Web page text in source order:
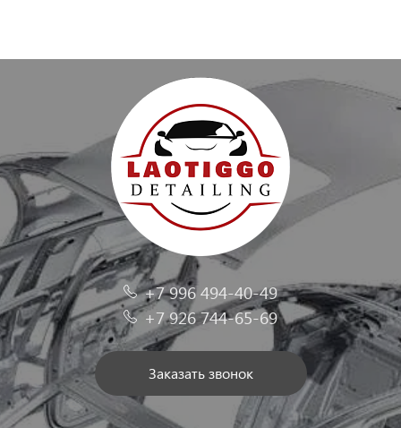
+7 996 494-40-49
+7 926 744-65-69
Заказать звонок